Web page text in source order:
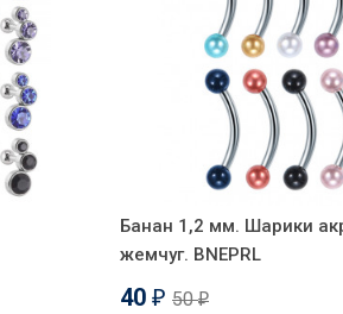
Банан 1,2 мм. Шарики
жемчуг. BNEPRL
40 ₽ 50₽